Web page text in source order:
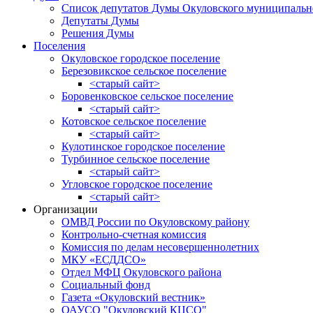
Список депутатов Думы Окуловского
Депутаты Думы
Решения Думы
Поселения
Окуловское городское поселение
Березовикское сельское поселение
<старый сайт>
Боровенковское сельское поселение
<старый сайт>
Котовское сельское поселение
<старый сайт>
Кулотинское городское поселение
Турбинное сельское поселение
<старый сайт>
Угловское городское поселение
<старый сайт>
Организации
ОМВД России по Окуловскому району
Контрольно-счетная комиссия
Комиссия по делам несовершеннолетних
МКУ «ЕСДДСО»
Отдел МФЦ Окуловского района
Социальный фонд
Газета «Окуловский вестник»
ОАУСО "Окуловский КЦСО"